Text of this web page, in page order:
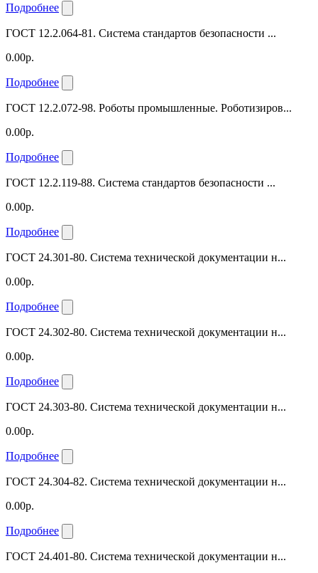
Подробнее
ГОСТ 12.2.064-81. Система стандартов безопасности ...
0.00р.
Подробнее
ГОСТ 12.2.072-98. Роботы промышленные. Роботизиров...
0.00р.
Подробнее
ГОСТ 12.2.119-88. Система стандартов безопасности ...
0.00р.
Подробнее
ГОСТ 24.301-80. Система технической документации н...
0.00р.
Подробнее
ГОСТ 24.302-80. Система технической документации н...
0.00р.
Подробнее
ГОСТ 24.303-80. Система технической документации н...
0.00р.
Подробнее
ГОСТ 24.304-82. Система технической документации н...
0.00р.
Подробнее
ГОСТ 24.401-80. Система технической документации н...